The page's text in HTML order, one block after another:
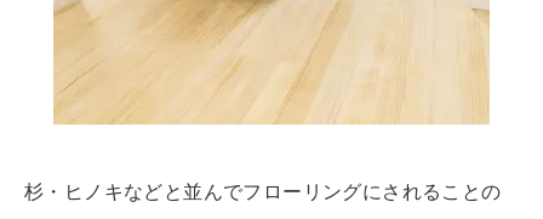
杉・ヒノキなどと並んでフローリングにされることの